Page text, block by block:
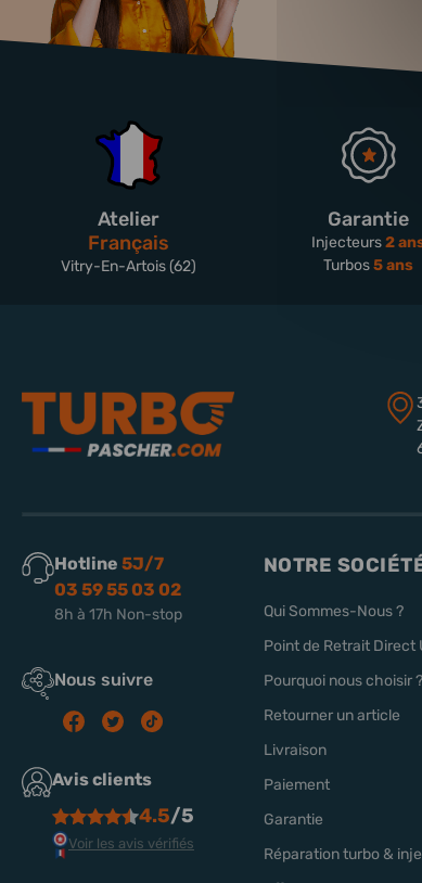
Atelier
Français
Vitry-En-Artois (62)
Garantie
Injecteurs2
Turbos5 ans
Hotline 5J/7
03 59 55 03 02
8h à 17h Non-stop
Nous suivre
Avis clients
4.5/5
Voir les avis vérifiés
NOTRE
Qui Sommes-Nous ?
Point de Retrait Direct
Pourquoi nous choisir ?
Retourner un article
Livraison
Paiement
Garantie
Réparation turbo &